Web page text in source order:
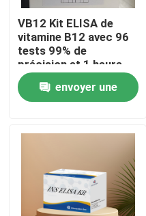
Maison
Produits
À propos de nous
Visite de l'usine
VB12 Kit ELISA de
vitamine B12 avec 96
tests 99% de
précision et 1 heure
de temps d'essai pour
la recherche sur la
carence en vitamines
envoyer une